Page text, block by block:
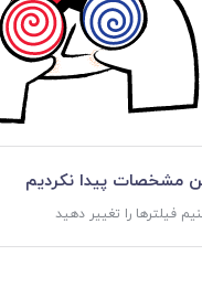
مشخصات پیدا نکردیم
فیلترها را تغییر دهید